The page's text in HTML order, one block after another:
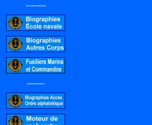
--------
-------